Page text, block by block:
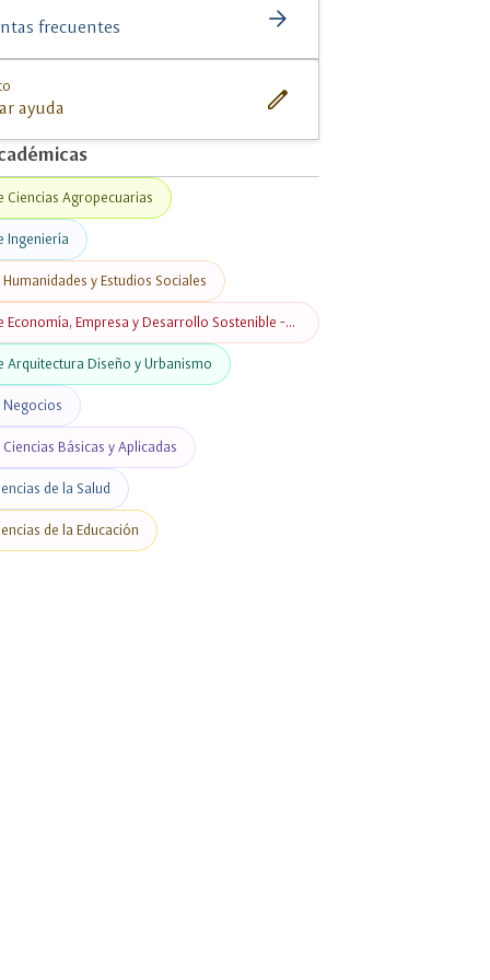
frecuentes arrow_forward
ayuda edit
Ciencias Agropecuarias
Ingeniería
Humanidades y Estudios Sociales
Economía, Empresa y Desarrollo Sostenible -
Arquitectura Diseño y Urbanismo
Negocios
Ciencias Básicas y Aplicadas
de la Salud
de la Educación